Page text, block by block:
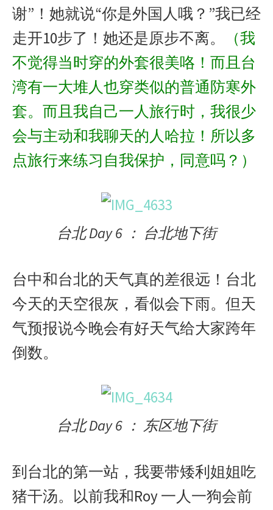
谢”！她就说“你是外国人哦？”我已经
走开10步了！她还是原步不离。
（我
不觉得当时穿的外套很美咯！而且台
湾有一大堆人也穿类似的普通防寒外
套。而且我自己一人旅行时，我很少
会与主动和我聊天的人哈拉！所以多
点旅行来练习自我保护，同意吗？）
台北 Day 6 ： 台北地下街
台中和台北的天气真的差很远！台北
今天的天空很灰，看似会下雨。但天
气预报说今晚会有好天气给大家跨年
倒数。
台北 Day 6 ： 东区地下街
到台北的第一站，我要带矮利姐姐吃
猪干汤。以前我和Roy 一人一狗会前